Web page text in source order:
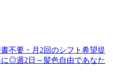
不要・月2回のシフト希望提
◎週2日～髪色自由であなた